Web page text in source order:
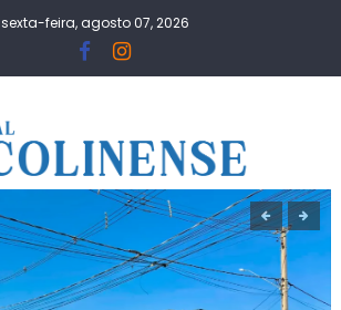
sexta-feira, agosto 07, 2026